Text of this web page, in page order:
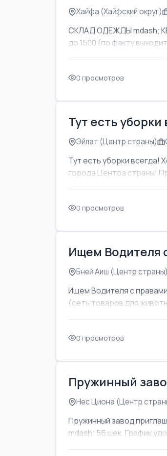
Хайфа (Хайфский округ)
СКЛАД ОДЕЖДЫ mdash;
до 1500 (по факту
0 просмотров
Тут есть уборки
Эйлат (Центр страны)
Тут есть уборки всегда!
города Центра страны!
0 просмотров
Ищем Водителя
Бней Аиш (Центр страны)
Ищем Водителя с
(сеть товаров для
0 просмотров
Пружинный
Нес Циона (Центр
Пружинный завод
mdash; 56 шек. График